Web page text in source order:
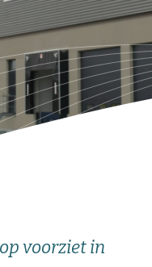
voorziet in